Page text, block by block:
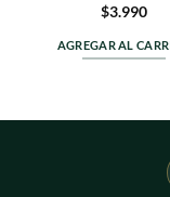
Valorado
0
de
$3.990
AGREGAR AL